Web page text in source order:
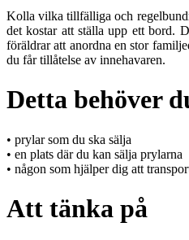
Kolla vilka tillfälliga och
det kostar att ställa upp ett bord.
föräldrar att anordna en stor
du får tillåtelse av innehavaren.
Detta behöver
• prylar som du ska sälja
• en plats där du kan sälja prylarna
• någon som hjälper dig att
Att tänka på